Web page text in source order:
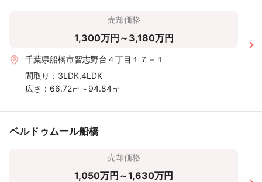
売却価格
1,300万円～3,180万円
千葉県船橋市習志野台４丁目１７－１
間取り： 3LDK,4LDK
広さ： 66.72㎡～94.84㎡
ベルドゥムール船橋
売却価格
1,050万円～1,630万円